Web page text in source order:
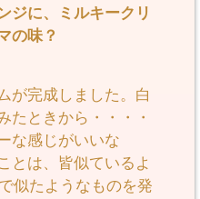
ジに、ミルキークリ
の味？
が完成しました。白
たときから・・・・
な感じがいいな
とは、皆似ているよ
似たようなものを発